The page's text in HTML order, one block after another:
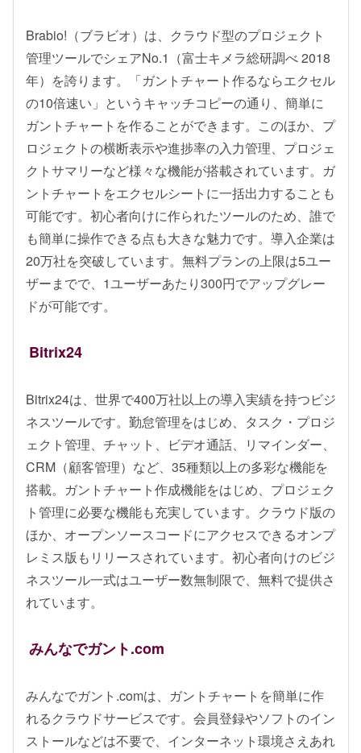
Brabio!（ブラビオ）は、クラウド型のプロジェクト
管理ツールでシェアNo.1（富士キメラ総研調べ 2018
年）を誇ります。「ガントチャート作るならエクセル
の10倍速い」というキャッチコピーの通り、簡単に
ガントチャートを作ることができます。このほか、プ
ロジェクトの横断表示や進捗率の入力管理、プロジェ
クトサマリーなど様々な機能が搭載されています。ガ
ントチャートをエクセルシートに一括出力することも
可能です。初心者向けに作られたツールのため、誰で
も簡単に操作できる点も大きな魅力です。導入企業は
20万社を突破しています。無料プランの上限は5ユー
ザーまでで、1ユーザーあたり300円でアップグレー
ドが可能です。
Bitrix24
Bitrix24は、世界で400万社以上の導入実績を持つビジ
ネスツールです。勤怠管理をはじめ、タスク・プロジ
ェクト管理、チャット、ビデオ通話、リマインダー、
CRM（顧客管理）など、35種類以上の多彩な機能を
搭載。ガントチャート作成機能をはじめ、プロジェク
ト管理に必要な機能も充実しています。クラウド版の
ほか、オープンソースコードにアクセスできるオンプ
レミス版もリリースされています。初心者向けのビジ
ネスツール一式はユーザー数無制限で、無料で提供さ
れています。
みんなでガント.com
みんなでガント.comは、ガントチャートを簡単に作
れるクラウドサービスです。会員登録やソフトのイン
ストールなどは不要で、インターネット環境さえあれ